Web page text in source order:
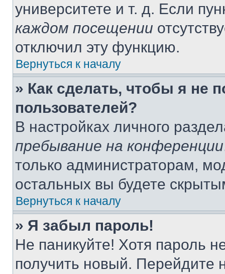
университете и т. д. Если
каждом посещении
отключил эту функцию.
Вернуться к началу
» Как сделать, чтобы я не
пользователей?
В настройках личного
пребывание на конференции
только администраторам,
остальных вы будете
Вернуться к началу
» Я забыл пароль!
Не паникуйте! Хотя пароль
получить новый. Перейдите